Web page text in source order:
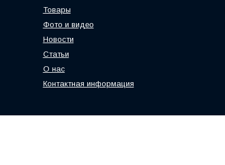
Товары
Фото и видео
Новости
Статьи
О нас
Контактная информация